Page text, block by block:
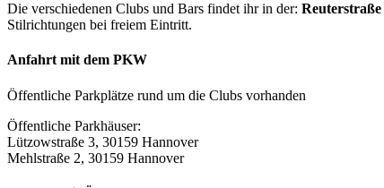
Die verschiedenen Clubs und Bars findet ihr in der: Reuterstraße
Stilrichtungen bei freiem Eintritt.
Anfahrt mit dem PKW
Öffentliche Parkplätze rund um die Clubs vorhanden
Öffentliche Parkhäuser:
Lützowstraße 3, 30159 Hannover
Mehlstraße 2, 30159 Hannover